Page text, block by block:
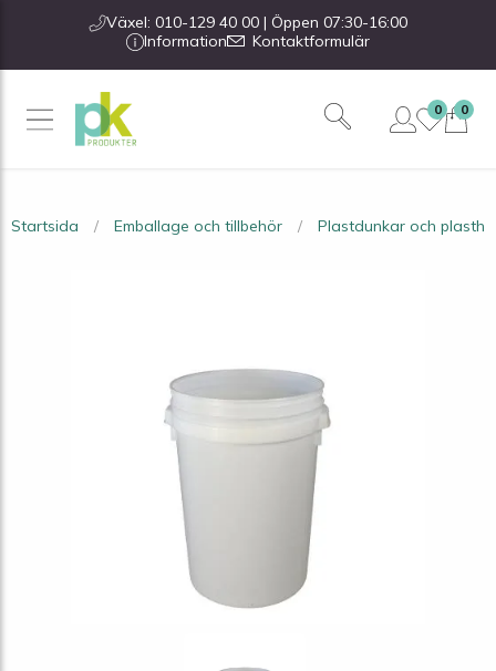
Växel: 010-129 40 00 | Öppen 07:30-16:00
Information
Kontaktformulär
0
0
Startsida Emballage och tillbehör Plastdunkar och